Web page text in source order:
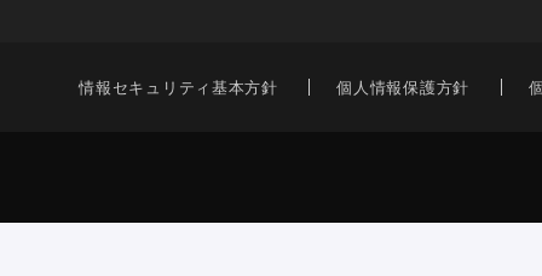
情報セキュリティ基本方針 個人情報保護方針